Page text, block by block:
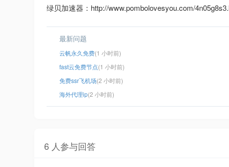
绿贝加速器：http://www.pombolovesyou.com/
最新问题
云帆永久免费(1 小时前)
fast云免费节点(1 小时前)
免费ssr飞机场(2 小时前)
海外代理ip(2 小时前)
6 人参与回答